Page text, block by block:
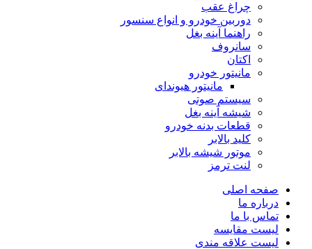
چراغ عقب
دوربین خودرو و انواع سنسور
راهنما آینه بغل
سانروف
اکتان
مانیتور خودرو
مانیتور هیوندای
سیستم صوتی
شیشه آینه بغل
قطعات بدنه خودرو
کلید بالابر
موتور شیشه بالابر
لنت ترمز
صفحه اصلی
درباره ما
تماس با ما
لیست مقایسه
لیست علاقه مندی